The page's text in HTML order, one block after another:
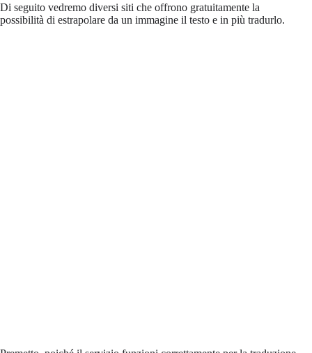
Di seguito vedremo diversi siti che offrono gratuitamente la
possibilità di estrapolare da un immagine il testo e in più tradurlo.